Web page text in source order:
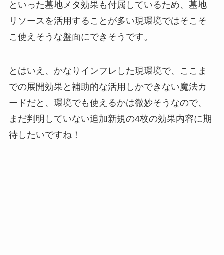
といった墓地メタ効果も付属しているため、墓地
リソースを活用することが多い現環境ではそこそ
こ使えそうな盤面にできそうです。
とはいえ、かなりインフレした現環境で、ここま
での展開効果と補助的な活用しかできない魔法カ
ードだと、環境でも使えるかは微妙そうなので、
まだ判明していない追加新規の4枚の効果内容に期
待したいですね！